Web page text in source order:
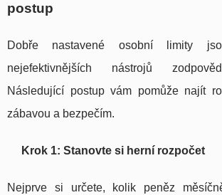
postup
Dobře nastavené osobní limity
nejefektivnějších nástrojů
Následující postup vám pomůže najít
zábavou a bezpečím.
Krok 1: Stanovte si herní rozpočet
Nejprve si určete, kolik peněz